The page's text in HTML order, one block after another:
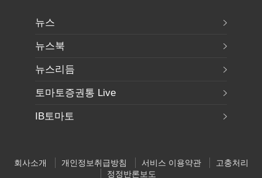
뉴스
뉴스북
뉴스리듬
토마토증권통 Live
IB토마토
회사소개 개인정보취급방침 서비스 이용약관
고충처리
정정반론보도